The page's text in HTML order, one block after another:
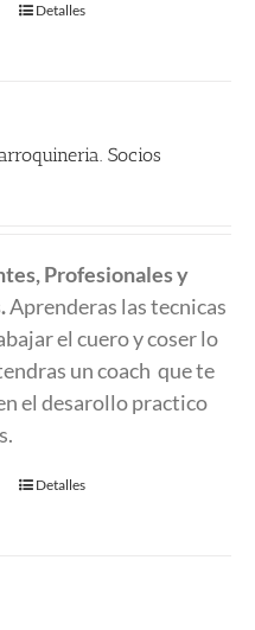
Detalles
Socios
Profesionales y
Aprenderas las tecnicas
el cuero y coser lo
un coach que te
el desarollo practico
Detalles